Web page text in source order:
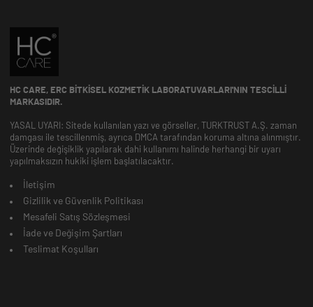
HC CARE, ERC BITKISEL KOZMETIK LABORATUVARLARI'NIN TESCILLI
MARKASIDIR.
YASAL UYARI: Sitede kullanılan yazı ve görseller, TURKTRUST A.Ş. zaman
damgası ile tescillenmiş, ayrıca DMCA tarafından koruma altına alınmıştır.
Üzerinde değişiklik yapılarak dahi kullanımı halinde herhangi bir uyarı
yapılmaksızın hukiki işlem başlatılacaktır.
İletişim
Gizlilik ve Güvenlik Politikası
Mesafeli Satış Sözleşmesi
İade ve Değişim Şartları
Teslimat Koşulları